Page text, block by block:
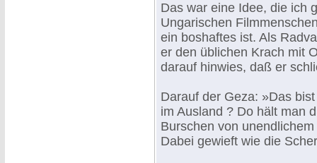
Das war eine Idee, die ich
Ungarischen
ein boshaftes ist. Als
er den üblichen Krach mit
darauf hinwies, daß er
Darauf der Geza: »Das
im Ausland ? Do hält man
Burschen von
Dabei gewieft wie die